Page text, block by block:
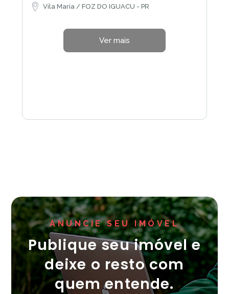
Vila Maria / FOZ DO IGUACU - PR
Ver mais
ANUNCIE SEU IMÓVEL
Publique seu imóvel e
deixe o resto com
quem entende.